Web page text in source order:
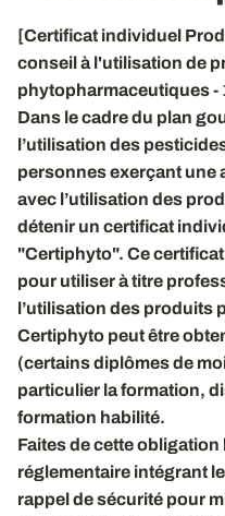
[Certificat individuel
conseil à l'utilisation de
phytopharmaceutiques -
Dans le cadre du plan
l’utilisation des
personnes exerçant une
avec l’utilisation des
détenir un certificat
"Certiphyto". Ce
pour utiliser à titre
l’utilisation des produits
Certiphyto peut être
(certains diplômes de
particulier la formation,
formation habilité.
Faites de cette
réglementaire intégrant
rappel de sécurité pour